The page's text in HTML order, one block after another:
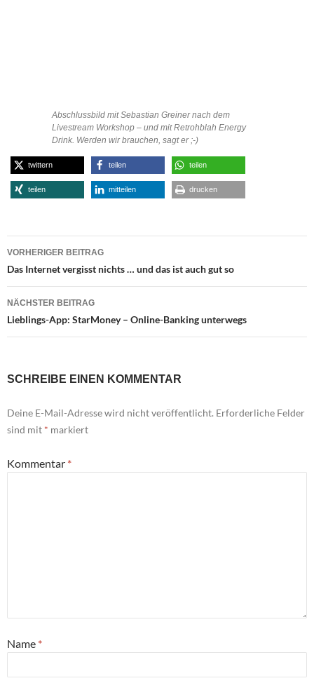
Abschlussbild mit Sebastian Greiner nach dem
Livestream Workshop – und mit Retrohblah Energy
Drink. Werden wir brauchen, sagt er ;-)
twittern teilen teilen
teilen mitteilen drucken
Beitragsnavigation
VORHERIGER BEITRAG
Das Internet vergisst nichts … und das ist auch gut so
NÄCHSTER BEITRAG
Lieblings-App: StarMoney – Online-Banking unterwegs
SCHREIBE EINEN KOMMENTAR
Deine E-Mail-Adresse wird nicht veröffentlicht. Erforderliche Felder
sind mit * markiert
Kommentar *
Name *